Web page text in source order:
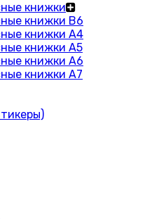
книжки
книжки В6
книжки A4
книжки А5
книжки А6
книжки А7